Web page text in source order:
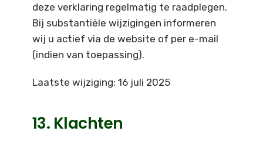
deze verklaring regelmatig te raadplegen.
Bij substantiële wijzigingen informeren
wij u actief via de website of per e-mail
(indien van toepassing).
Laatste wijziging: 16 juli 2025
13. Klachten